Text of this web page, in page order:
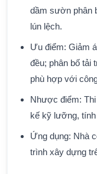
dầm sườn phân
lún lệch.
Ưu điểm: Giảm
đều; phân bố tải
phù hợp với
Nhược điểm:
kế kỹ lưỡng, tính
Ứng dụng: Nhà
trình xây dựng